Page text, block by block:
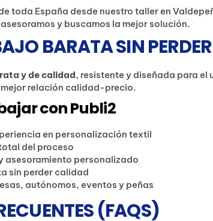
toda España desde nuestro taller en
y buscamos la mejor solución.
BARATA SIN
y de calidad, resistente y diseñada para el
mejor relación calidad-precio.
con Publi2
en personalización textil
del proceso
asesoramiento personalizado
sin perder calidad
autónomos, eventos y peñas
(FAQS)